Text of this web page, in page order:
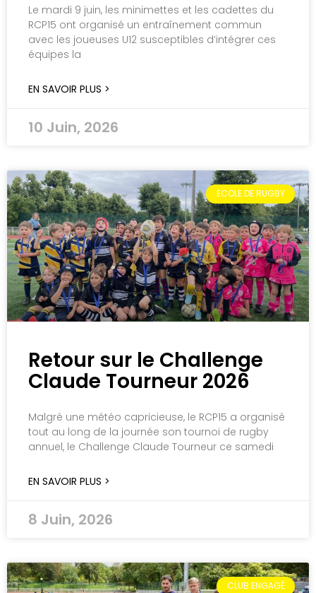
Le mardi 9 juin, les minimettes et les cadettes du
RCP15 ont organisé un entraînement commun
avec les joueuses U12 susceptibles d’intégrer ces
équipes la
EN SAVOIR PLUS >
10 Juin, 2026
ECOLE DE RUGBY
Retour sur le Challenge
Claude Tourneur 2026
Malgré une météo capricieuse, le RCP15 a organisé
tout au long de la journée son tournoi de rugby
annuel, le Challenge Claude Tourneur ce samedi
EN SAVOIR PLUS >
8 Juin, 2026
CLUB ENGAGÉ